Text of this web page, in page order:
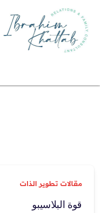
مقالات تطوير الذات
قوة البلاسيبو